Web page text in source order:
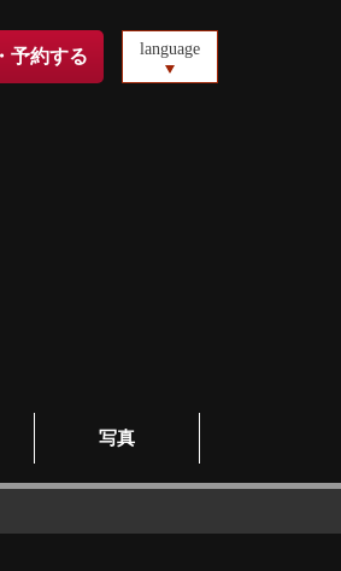
予約する language
写真